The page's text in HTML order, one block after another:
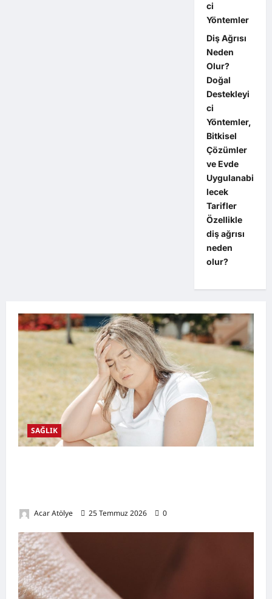
ci
Yöntemler
Diş Ağrısı
Neden
Olur?
Doğal
Destekleyi
ci
Yöntemler,
Bitkisel
Çözümler
ve Evde
Uygulanabi
lecek
Tarifler
Özellikle
diş ağrısı
neden
olur?
SAĞLIK
Acar Atölye 25 Temmuz 2026 0